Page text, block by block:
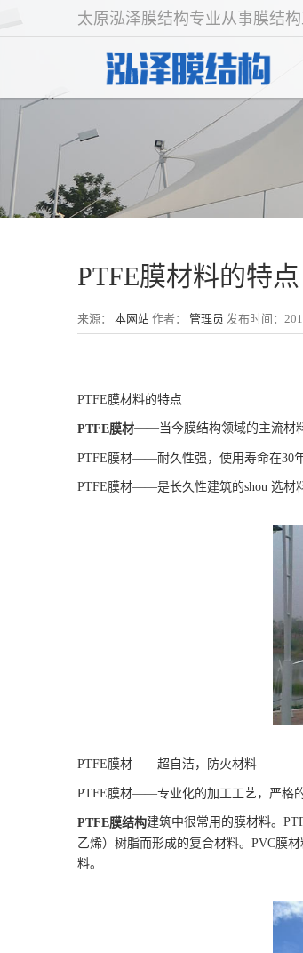
太原泓泽膜结构专业从事膜结
PTFE膜材料的特点
来源： 本网站 作者： 管理员 发布时间：
PTFE膜材料的特点
PTFE膜材——当今膜结构领域的主流材
PTFE膜材——耐久性强，使用寿命在30
PTFE膜材——是长久性建筑的shou 选材
PTFE膜材——超自洁，防火材料
PTFE膜材——专业化的加工工艺，严格
PTFE膜结构建筑中很常用的膜材料。
乙烯）树脂而形成的复合材料。PVC膜
料。